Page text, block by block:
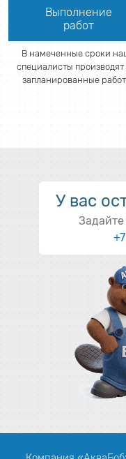
Выполнение
работ
В намеченные сроки
специалисты производят
запланированные
У вас